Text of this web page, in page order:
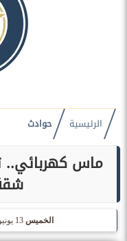
الرئيسية حوادث
ماس كهربائي..
الخميس